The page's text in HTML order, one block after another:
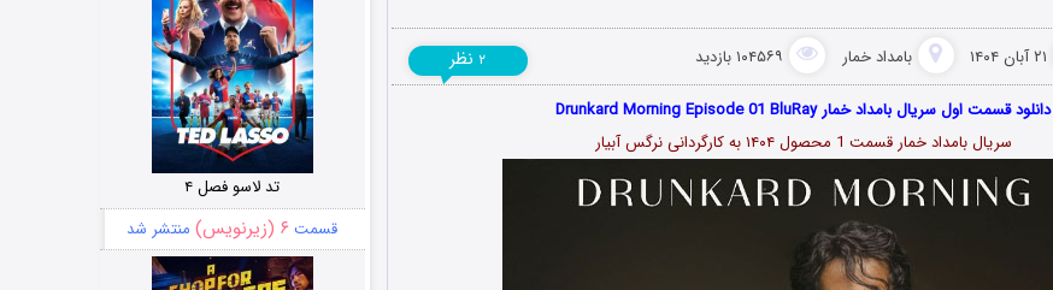
۲۱ آبان ۱۴۰۴ بامداد خمار ۱۰۴۵۶۹ بازدید ۲ نظر
دانلود قسمت اول سریال بامداد خمار Drunkard Morning Episode 01 BluRay
سریال بامداد خمار قسمت 1 محصول ۱۴۰۴ به کارگردانی نرگس آبیار
تد لاسو فصل ۴
قسمت ۶ (زیرنویس) منتشر شد